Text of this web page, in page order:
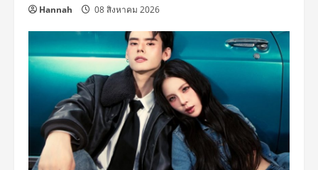
Hannah 08 สิงหาคม 2026